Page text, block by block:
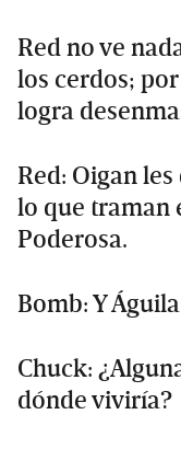
Red no ve
los cerdos;
logra
Red: Oigan
lo que traman
Poderosa.
Bomb: Y
Chuck:
dónde viviría?